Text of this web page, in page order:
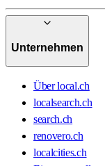
Unternehmen
Über local.ch
localsearch.ch
search.ch
renovero.ch
localcities.ch